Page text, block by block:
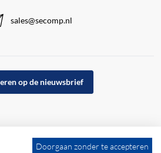
sales@secomp.nl
op de nieuwsbrief
Doorgaan zonder te accepteren